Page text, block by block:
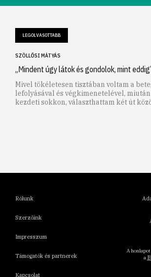
LEGOLVASOTTABB
SZÖLLŐSI MÁTYÁS
„Mindent úgy látok és gondolok, mint
Mivel tökéletesen tisztában voltam a
lefolyásával és végkimenetelével,
kezdeti sokkon, választhattam két út
Rólunk
Szerzőink
Impresszum
Támogatók és partnerek
Kapcsolat
A
a